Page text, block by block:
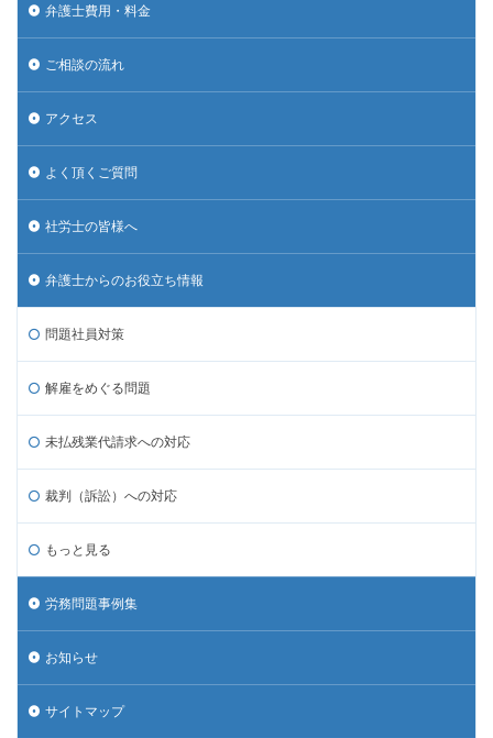
弁護士費用・料金
ご相談の流れ
アクセス
よく頂くご質問
社労士の皆様へ
弁護士からのお役立ち情報
問題社員対策
解雇をめぐる問題
未払残業代請求への対応
裁判（訴訟）への対応
もっと見る
労務問題事例集
お知らせ
サイトマップ